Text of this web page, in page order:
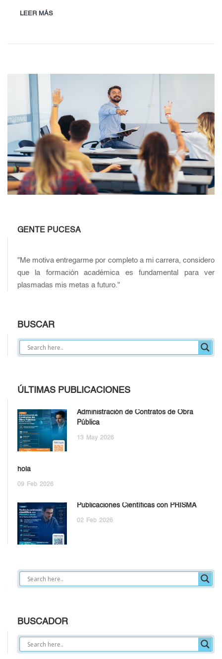
LEER MÁS
GENTE PUCESA
"Me motiva entregarme por completo a mi carrera, considero
que la formación académica es fundamental para ver
plasmadas mis metas a futuro."
BUSCAR
ÚLTIMAS PUBLICACIONES
Administración de Contratos de Obra
Pública
13 May 2026
hola
09 Feb 2026
Publicaciones Científicas con PRISMA
02 Feb 2026
BUSCADOR